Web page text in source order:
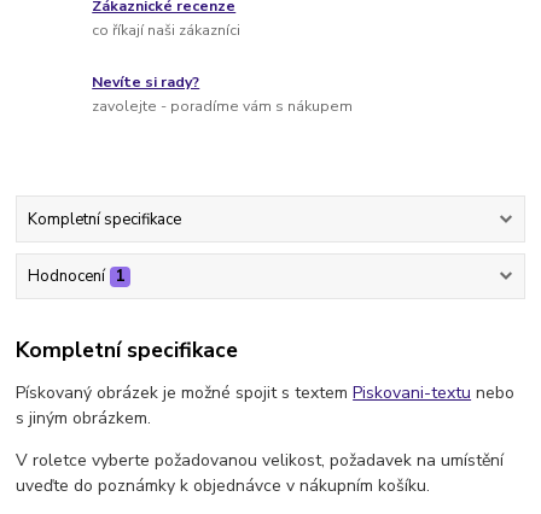
Zákaznické recenze
co říkají naši zákazníci
Nevíte si rady?
zavolejte - poradíme vám s nákupem
Kompletní specifikace
Hodnocení 1
Kompletní specifikace
Pískovaný obrázek je možné spojit s textemPiskovani-textu nebo
s jiným obrázkem.
V roletce vyberte požadovanou velikost, požadavek na umístění
uveďte do poznámky k objednávce v nákupním košíku.